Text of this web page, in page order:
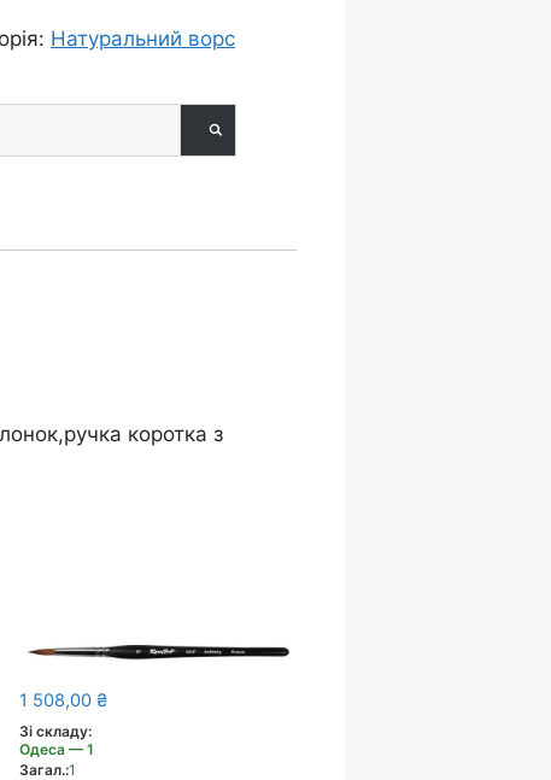
Натуральний ворс
коротка з
1 508,00₴
Зі складу:
Одеса — 1
Загал.:1